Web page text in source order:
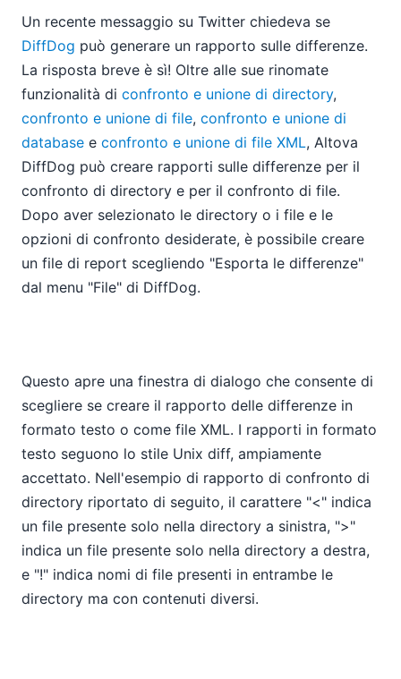
Un recente messaggio su Twitter chiedeva se
DiffDog può generare un rapporto sulle differenze.
La risposta breve è sì! Oltre alle sue rinomate
funzionalità di confronto e unione di directory,
confronto e unione di file, confronto e unione di
database e confronto e unione di file XML, Altova
DiffDog può creare rapporti sulle differenze per il
confronto di directory e per il confronto di file.
Dopo aver selezionato le directory o i file e le
opzioni di confronto desiderate, è possibile creare
un file di report scegliendo "Esporta le differenze"
dal menu "File" di DiffDog.
Questo apre una finestra di dialogo che consente di
scegliere se creare il rapporto delle differenze in
formato testo o come file XML. I rapporti in formato
testo seguono lo stile Unix diff, ampiamente
accettato. Nell'esempio di rapporto di confronto di
directory riportato di seguito, il carattere "<" indica
un file presente solo nella directory a sinistra, ">"
indica un file presente solo nella directory a destra,
e "!" indica nomi di file presenti in entrambe le
directory ma con contenuti diversi.